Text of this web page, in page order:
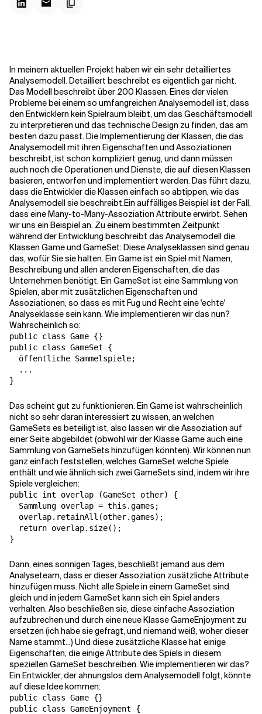
Verwandte Themen
In meinem aktuellen Projekt haben wir ein sehr detailliertes
Analysemodell. Detailliert beschreibt es eigentlich gar nicht.
Das Modell beschreibt über 200 Klassen. Eines der vielen
Probleme bei einem so umfangreichen Analysemodell ist, dass
den Entwicklern kein Spielraum bleibt, um das Geschäftsmodell
zu interpretieren und das technische Design zu finden, das am
besten dazu passt. Die Implementierung der Klassen, die das
Analysemodell mit ihren Eigenschaften und Assoziationen
beschreibt, ist schon kompliziert genug, und dann müssen
auch noch die Operationen und Dienste, die auf diesen Klassen
basieren, entworfen und implementiert werden. Das führt dazu,
dass die Entwickler die Klassen einfach so abtippen, wie das
Analysemodell sie beschreibt.Ein auffälliges Beispiel ist der Fall,
dass eine Many-to-Many-Assoziation Attribute erwirbt. Sehen
wir uns ein Beispiel an. Zu einem bestimmten Zeitpunkt
während der Entwicklung beschreibt das Analysemodell die
Klassen Game und GameSet: Diese Analyseklassen sind genau
das, wofür Sie sie halten. Ein Game ist ein Spiel mit Namen,
Beschreibung und allen anderen Eigenschaften, die das
Unternehmen benötigt. Ein GameSet ist eine Sammlung von
Spielen, aber mit zusätzlichen Eigenschaften und
Assoziationen, so dass es mit Fug und Recht eine 'echte'
Analyseklasse sein kann. Wie implementieren wir das nun?
Wahrscheinlich so:
public class Game {}
public class GameSet {
  öffentliche Sammelspiele;
  ...
Das scheint gut zu funktionieren. Ein Game ist wahrscheinlich
nicht so sehr daran interessiert zu wissen, an welchen
GameSets es beteiligt ist, also lassen wir die Assoziation auf
einer Seite abgebildet (obwohl wir der Klasse Game auch eine
Sammlung von GameSets hinzufügen könnten). Wir können nun
ganz einfach feststellen, welches GameSet welche Spiele
enthält und wie ähnlich sich zwei GameSets sind, indem wir ihre
Spiele vergleichen:
public int overlap (GameSet other) {
  Sammlung overlap = this.games;
  overlap.retainAll(other.games);
  return overlap.size();
Dann, eines sonnigen Tages, beschließt jemand aus dem
Analyseteam, dass er dieser Assoziation zusätzliche Attribute
hinzufügen muss. Nicht alle Spiele in einem GameSet sind
gleich und in jedem GameSet kann sich ein Spiel anders
verhalten. Also beschließen sie, diese einfache Assoziation
aufzubrechen und durch eine neue Klasse GameEnjoyment zu
ersetzen (ich habe sie gefragt, und niemand weiß, woher dieser
Name stammt...) Und diese zusätzliche Klasse hat einige
Eigenschaften, die einige Attribute des Spiels in diesem
speziellen GameSet beschreiben. Wie implementieren wir das?
Ein Entwickler, der ahnungslos dem Analysemodell folgt, könnte
auf diese Idee kommen:
public class Game {}
public class GameEnjoyment {